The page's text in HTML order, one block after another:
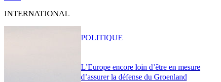
INTERNATIONAL
L’Europe encore loin d’être en mesure
d’assurer la défense du Groenland
POLITIQUE